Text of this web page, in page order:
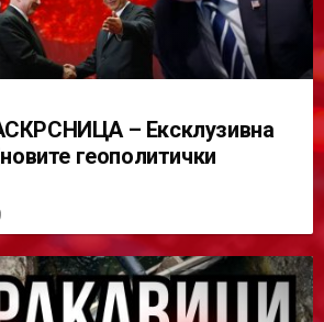
– Ексклузивна
геополитички